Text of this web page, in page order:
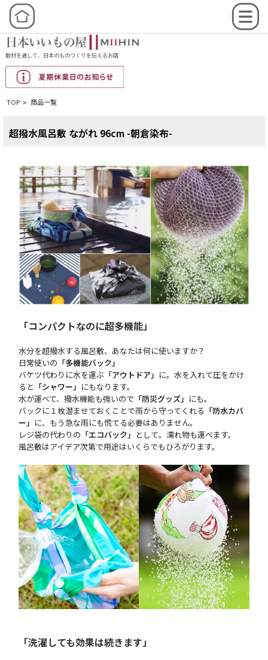
取材を通して、日本のものづくりを伝えるお店
TOP > 商品一覧
超撥水風呂敷 ながれ 96cm -朝倉染布-
「コンパクトなのに超多機能」
水分を超撥水する風呂敷、あなたは何に使いますか？
日常使いの 「多機能バック」
バケツ代わりに水を運ぶ 「アウトドア」 に。水を入れて圧をかけ
ると 「シャワー」 にもなります。
水が運べて、撥水機能も強いので 「防災グッズ」 にも。
バックに１枚潜ませておくことで雨から守ってくれる 「防水カバ
ー」 に、もう急な雨にも慌てる必要はありません。
レジ袋の代わりの 「エコバック」 として。濡れ物も運べます。
風呂敷はアイデア次第で用途はいくらでもひろがります。
「洗濯しても効果は続きます」